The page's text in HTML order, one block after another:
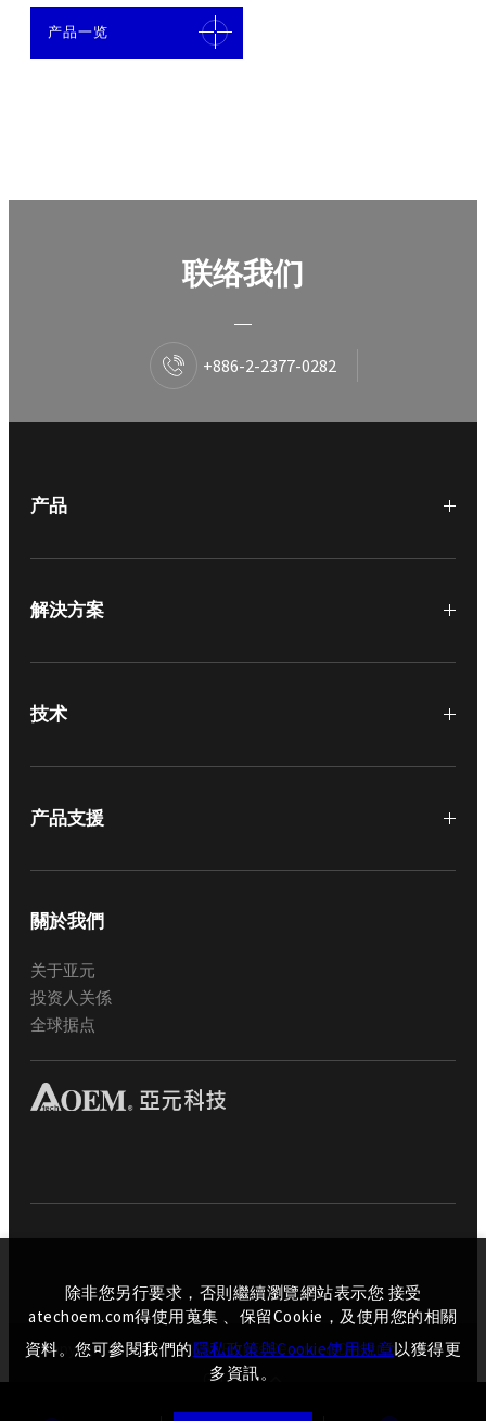
产品一览
联络我们
+886-2-2377-0282
产品
解決方案
技术
产品支援
關於我們
关于亚元
投资人关係
全球据点
Copyright © AtechOEM All Rights Reserved.Design by iBest
GO TOP
除非您另行要求，否則繼續瀏覽網站表示您 接受
atechoem.com得使用蒐集 、保留Cookie，及使用您的相關
資料。您可參閱我們的隱私政策與Cookie使用規章以獲得更
多資訊。